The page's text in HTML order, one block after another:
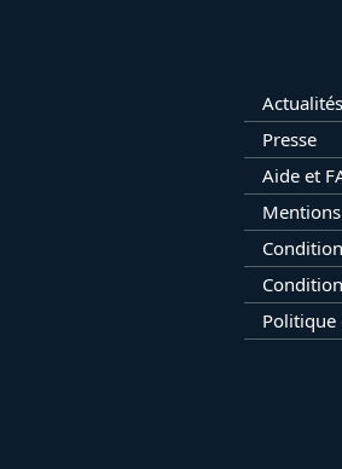
Actualités
Presse
Aide et
Politique